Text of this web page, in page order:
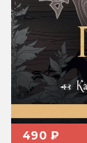
490 ₽